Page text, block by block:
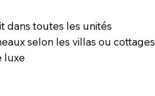
dans toutes les unités
selon les villas ou cottages
luxe